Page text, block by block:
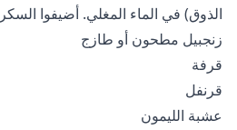
الذوق) في الماء المغلي. أضيفوا
زنجبيل مطحون أو طازج
قرفة
قرنفل
عشبة الليمون